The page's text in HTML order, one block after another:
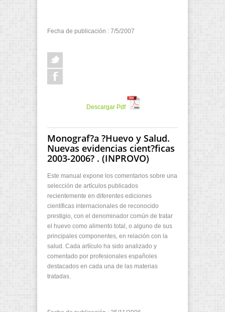
Fecha de publicación : 7/5/2007
Descargar Pdf
Monograf?a ?Huevo y Salud.
Nuevas evidencias cient?ficas
2003-2006? . (INPROVO)
Este manual expone los comentarios sobre una
selección de artículos publicados
recientemente en diferentes ediciones
científicas internacionales de reconocido
prestigio, con el denominador común de tratar
el huevo como alimento total, o alguno de sus
principales componentes, en relación con la
salud. Cada artículo ha sido analizado y
comentado por profesionales españoles
destacados en cada una de las materias
tratadas.